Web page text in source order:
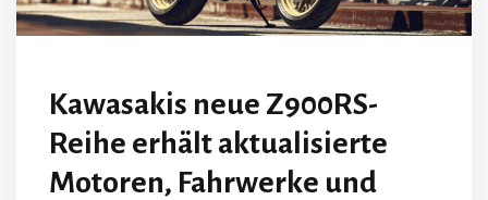
Kawasakis neue Z900RS-
Reihe erhält aktualisierte
Motoren, Fahrwerke und